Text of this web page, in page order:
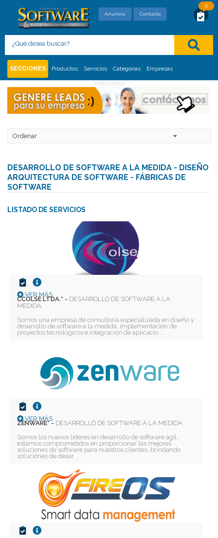
Con este formato usted está solicitando,
directamente al proveedor, mayor información
Deseo recibir información de otros Productos /
Al enviar este formulario aceptas nuestra
política de tratamiento datos personales.
Anuncie Contacto
0
SECCIONES Productos Servicios Categorias Empresas
Inicio
Desarrollo de Software y Soluciones a la Medida (Servicios)
Categorías
Desarrollo de Software a Medida - Fábricas de Software
PUBLICIDAD
DESARROLLO DE SOFTWARE A LA MEDIDA - DISEÑO
ARQUITECTURA DE SOFTWARE - FÁBRICAS DE
SOFTWARE
LISTADO DE SERVICIOS
VER MÁS
CCOLSE LTDA.* - DESARROLLO DE SOFTWARE A LA
MEDIDA
Somos una empresa de consultoría especializada en diseño y
desarrollo de software a la medida, implementación de
proyectos tecnológicos e integración de aplicacio...
VER MÁS
ZENWARE* - DESARROLLO DE SOFTWARE A LA MEDIDA
Somos los nuevos líderes en desarrollo de software ágil,
estamos comprometidos en proporcionar las mejores
soluciones de software para nuestros clientes, brindando
soluciones de desar...